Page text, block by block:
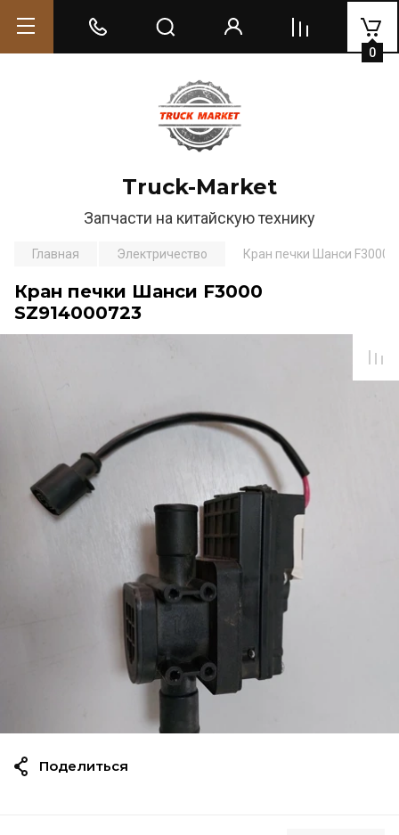
Truck-Market
Запчасти на китайскую технику
0
Главная Электричество Кран печки Шанси F3000
Кран печки Шанси F3000
SZ914000723
Поделиться